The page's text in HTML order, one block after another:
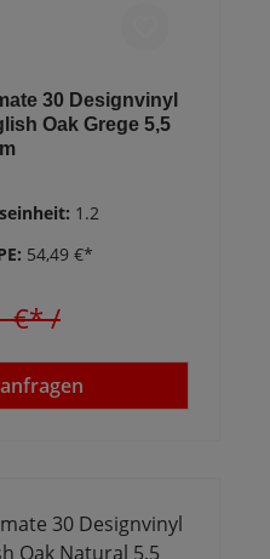
30 Designvinyl
Oak Grege 5,5
1.2
54,49 €*
€*/